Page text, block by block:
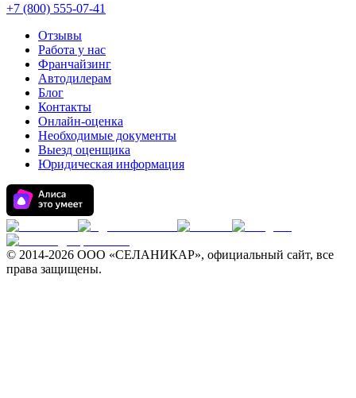
+7 (800) 555-07-41
Отзывы
Работа у нас
Франчайзинг
Автодилерам
Блог
Контакты
Онлайн-оценка
Необходимые документы
Выезд оценщика
Юридическая информация
© 2014-2026 ООО «СЕЛАНИКАР», официальный сайт, все
права защищены.